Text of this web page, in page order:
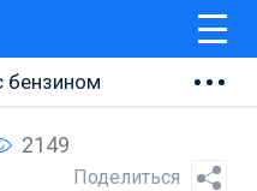
бензином
2149
Поделиться